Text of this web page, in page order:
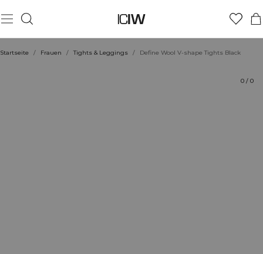
Startseite / Frauen / Tights & Leggings / Define Wool V-shape Tights Black
0 / 0